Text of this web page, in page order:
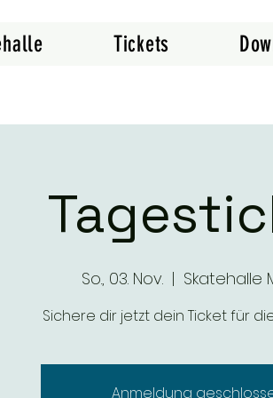
Tickets
So., 03. Nov.
  |
Skatehalle
Sichere dir jetzt dein Ticket für
Anmeldung